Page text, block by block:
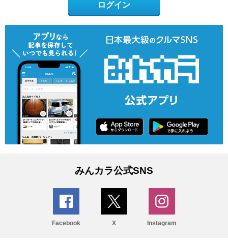
ログイン
みんカラ公式SNS
Facebook X Instagram